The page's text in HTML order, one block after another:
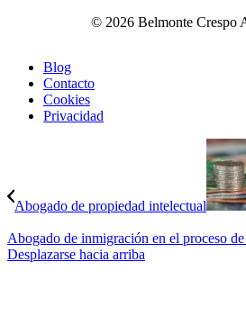
© 2026 Belmonte Crespo
Blog
Contacto
Cookies
Privacidad
Abogado de propiedad intelectual
Abogado de inmigración en el proceso
Desplazarse hacia arriba